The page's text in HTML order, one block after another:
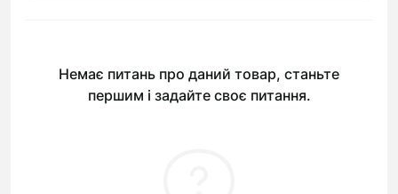
Немає питань про даний товар, станьте
першим і задайте своє питання.